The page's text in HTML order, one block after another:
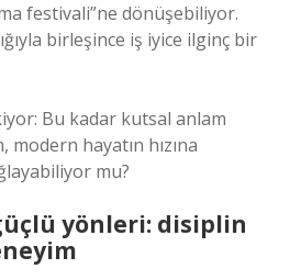
festivali”ne dönüşebiliyor.
birleşince iş iyice ilginç bir
Bu kadar kutsal anlam
hayatın hızına
mu?
yönleri: disiplin